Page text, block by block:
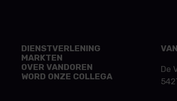
DIENSTVERLENING
MARKTEN
OVER VANDOREN
WORD ONZE COLLEGA
De